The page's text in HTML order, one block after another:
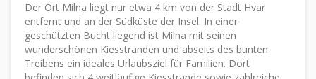
Der Ort Milna liegt nur etwa 4 km von der Stadt Hvar
entfernt und an der Südküste der Insel. In einer
geschützten Bucht liegend ist Milna mit seinen
wunderschönen Kiesstränden und abseits des bunten
Treibens ein ideales Urlaubsziel für Familien. Dort